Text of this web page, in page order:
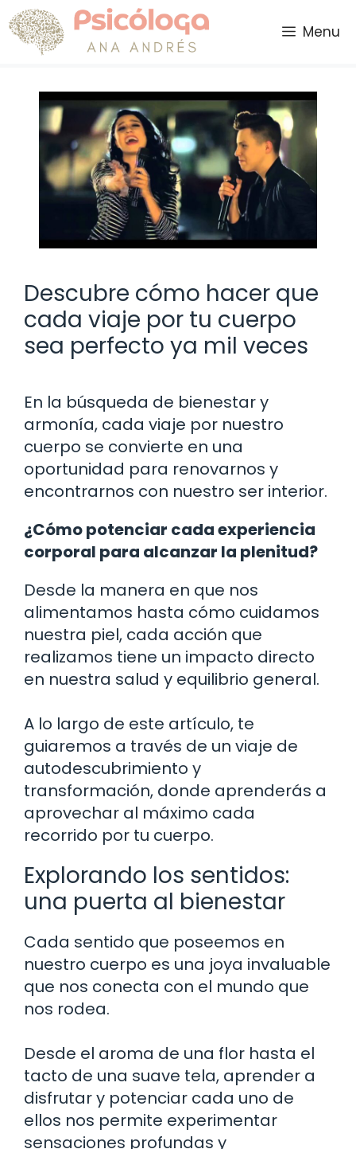
Saltar
al
contenido
Menu
Descubre cómo hacer que
cada viaje por tu cuerpo
sea perfecto ya mil veces
En la búsqueda de bienestar y
armonía, cada viaje por nuestro
cuerpo se convierte en una
oportunidad para renovarnos y
encontrarnos con nuestro ser interior.
¿Cómo potenciar cada experiencia
corporal para alcanzar la plenitud?
Desde la manera en que nos
alimentamos hasta cómo cuidamos
nuestra piel, cada acción que
realizamos tiene un impacto directo
en nuestra salud y equilibrio general.
A lo largo de este artículo, te
guiaremos a través de un viaje de
autodescubrimiento y
transformación, donde aprenderás a
aprovechar al máximo cada
recorrido por tu cuerpo.
Explorando los sentidos:
una puerta al bienestar
Cada sentido que poseemos en
nuestro cuerpo es una joya invaluable
que nos conecta con el mundo que
nos rodea.
Desde el aroma de una flor hasta el
tacto de una suave tela, aprender a
disfrutar y potenciar cada uno de
ellos nos permite experimentar
sensaciones profundas y